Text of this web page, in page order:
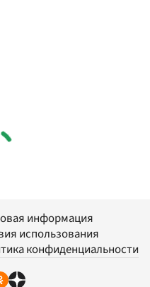
информация
использования
конфиденциальности